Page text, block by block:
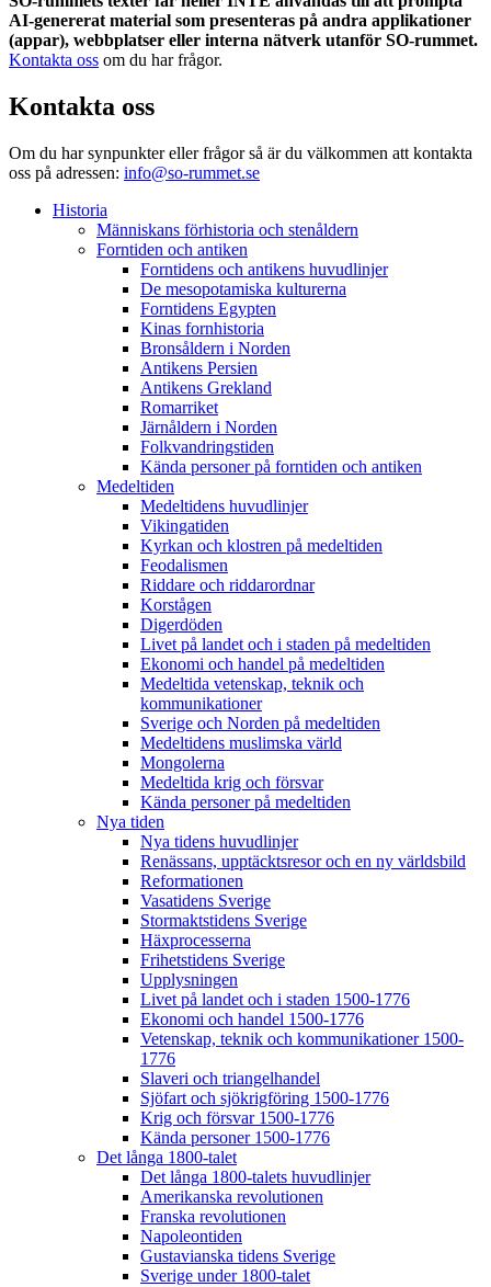
AI-genererat material som presenteras på andra applikationer
(appar), webbplatser eller interna nätverk utanför SO-rummet.
Kontakta oss om du har frågor.
Kontakta oss
Om du har synpunkter eller frågor så är du välkommen att kontakta
oss på adressen: info@so-rummet.se
Historia
Människans förhistoria och stenåldern
Forntiden och antiken
Forntidens och antikens huvudlinjer
De mesopotamiska kulturerna
Forntidens Egypten
Kinas fornhistoria
Bronsåldern i Norden
Antikens Persien
Antikens Grekland
Romarriket
Järnåldern i Norden
Folkvandringstiden
Kända personer på forntiden och antiken
Medeltiden
Medeltidens huvudlinjer
Vikingatiden
Kyrkan och klostren på medeltiden
Feodalismen
Riddare och riddarordnar
Korstågen
Digerdöden
Livet på landet och i staden på medeltiden
Ekonomi och handel på medeltiden
Medeltida vetenskap, teknik och
kommunikationer
Sverige och Norden på medeltiden
Medeltidens muslimska värld
Mongolerna
Medeltida krig och försvar
Kända personer på medeltiden
Nya tiden
Nya tidens huvudlinjer
Renässans, upptäcktsresor och en ny världsbild
Reformationen
Vasatidens Sverige
Stormaktstidens Sverige
Häxprocesserna
Frihetstidens Sverige
Upplysningen
Livet på landet och i staden 1500-1776
Ekonomi och handel 1500-1776
Vetenskap, teknik och kommunikationer 1500-
1776
Slaveri och triangelhandel
Sjöfart och sjökrigföring 1500-1776
Krig och försvar 1500-1776
Kända personer 1500-1776
Det långa 1800-talet
Det långa 1800-talets huvudlinjer
Amerikanska revolutionen
Franska revolutionen
Napoleontiden
Gustavianska tidens Sverige
Sverige under 1800-talet